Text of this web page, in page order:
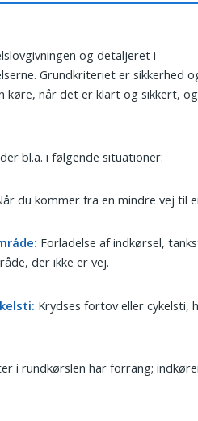
og detaljeret i
Grundkriteriet er sikkerhed
køre, når det er klart og sikkert,
bl.a. i følgende situationer:
du kommer fra en mindre vej til
Forladelse af indkørsel,
der ikke er vej.
Krydses fortov eller cykelsti,
i rundkørslen har forrang;